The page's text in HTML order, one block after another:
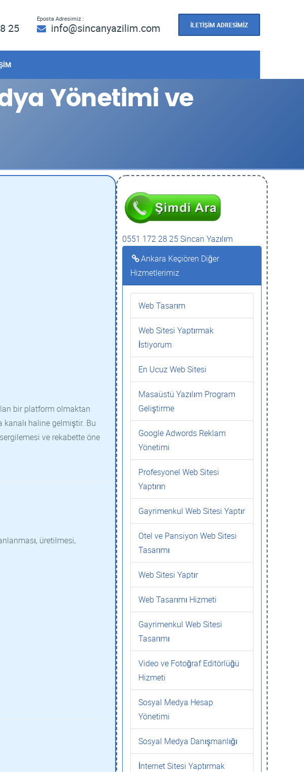
25
Eposta Adresimiz :
info@sincanyazilim.com İLETİŞİM ADRESİMİZ
Yönetimi ve
bir platform olmaktan
haline gelmiştir. Bu
ve rekabette öne
üretilmesi,
0551 172 28 25 Sincan Yazılım
Ankara Keçiören Diğer
Hizmetlerimiz
Web Tasarım
Web Sitesi Yaptırmak
İstiyorum
En Ucuz Web Sitesi
Masaüstü Yazılım Program
Geliştirme
Google Adwords Reklam
Yönetimi
Profesyonel Web Sitesi
Yaptırın
Gayrimenkul Web Sitesi Yaptır
Otel ve Pansiyon Web Sitesi
Tasarımı
Web Sitesi Yaptır
Web Tasarımı Hizmeti
Gayrimenkul Web Sitesi
Tasarımı
Video ve Fotoğraf Editörlüğü
Hizmeti
Sosyal Medya Hesap
Yönetimi
Sosyal Medya Danışmanlığı
İnternet Sitesi Yaptırmak